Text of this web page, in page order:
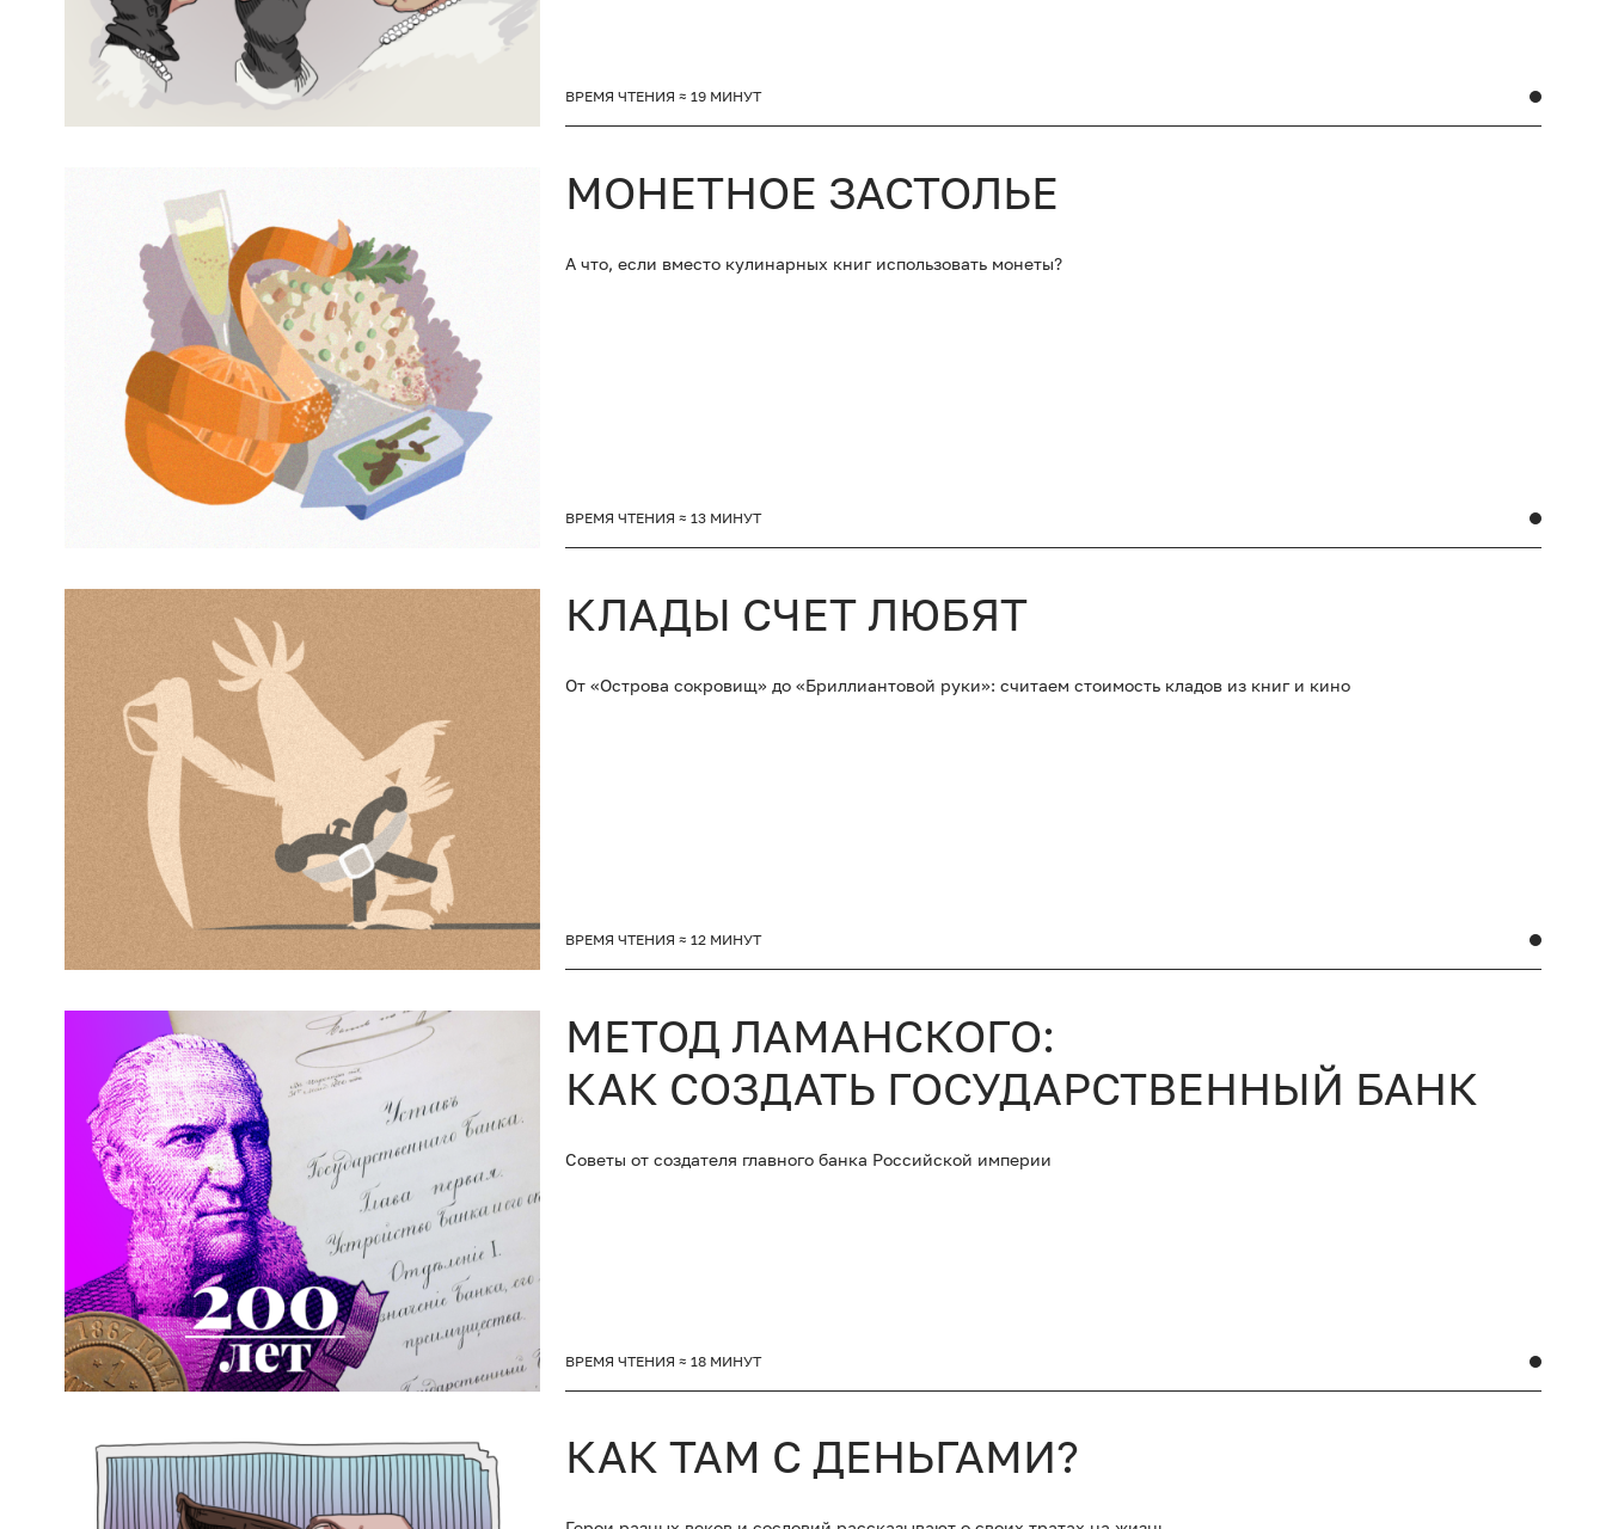
ВРЕМЯ ЧТЕНИЯ ≈ 19 МИНУТ
МОНЕТНОЕ ЗАСТОЛЬЕ
А что, если вместо кулинарных книг использовать монеты?
ВРЕМЯ ЧТЕНИЯ ≈ 13 МИНУТ
КЛАДЫ СЧЕТ ЛЮБЯТ
От «Острова сокровищ» до «Бриллиантовой руки»: считаем стоимость кладов из книг и кино
ВРЕМЯ ЧТЕНИЯ ≈ 12 МИНУТ
МЕТОД ЛАМАНСКОГО:
КАК СОЗДАТЬ ГОСУДАРСТВЕННЫЙ БАНК
Советы от создателя главного банка Российской империи
ВРЕМЯ ЧТЕНИЯ ≈ 18 МИНУТ
КАК ТАМ С ДЕНЬГАМИ?